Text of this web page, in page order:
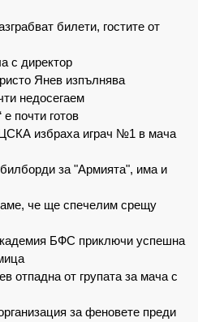
билети, гостите от
с директор
Янев изпълнява
недосегаем
почти готов
избраха играч №1 в мача
за "Армията", има и
че ще спечелим срещу
БФС приключи успешна
отпадна от групата за мача с
за феновете преди